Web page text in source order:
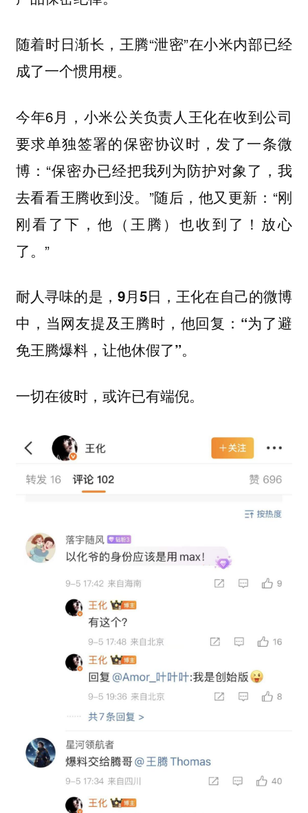
随着时日渐长，王腾“泄密”在小米内部已经
成了一个惯用梗。
今年6月，小米公关负责人王化在收到公司
要求单独签署的保密协议时，发了一条微
博：“保密办已经把我列为防护对象了，我
去看看王腾收到没。”随后，他又更新：“刚
刚看了下，他（王腾）也收到了！放心
了。”
耐人寻味的是，9月5日，王化在自己的微博
中，当网友提及王腾时，他回复：“为了避
免王腾爆料，让他休假了”。
一切在彼时，或许已有端倪。